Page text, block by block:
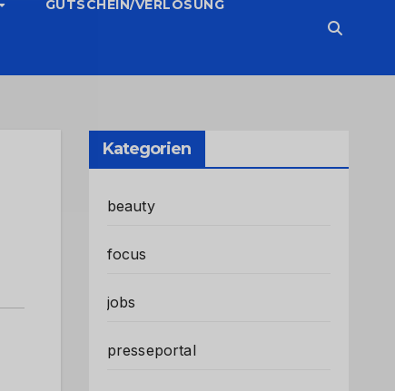
GUTSCHEIN/VERLOSUNG
Kategorien
beauty
focus
jobs
presseportal